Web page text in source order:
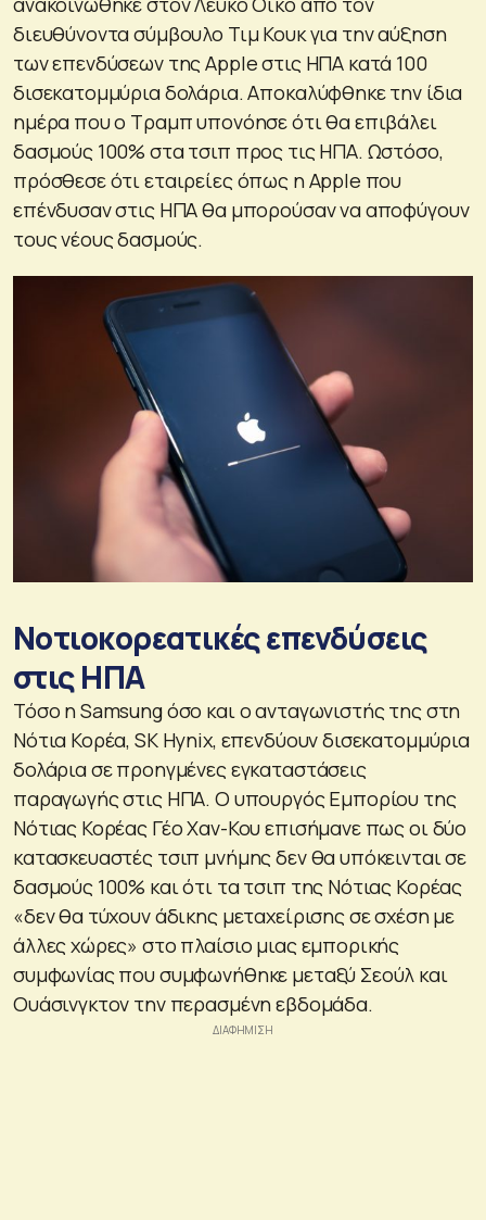
διευθύνοντα σύμβουλο Τιμ Κουκ για την αύξηση
των επενδύσεων της Apple στις ΗΠΑ κατά 100
δισεκατομμύρια δολάρια. Αποκαλύφθηκε την ίδια
ημέρα που ο Τραμπ υπονόησε ότι θα επιβάλει
δασμούς 100% στα τσιπ προς τις ΗΠΑ. Ωστόσο,
πρόσθεσε ότι εταιρείες όπως η Apple που
επένδυσαν στις ΗΠΑ θα μπορούσαν να αποφύγουν
τους νέους δασμούς.
Νοτιοκορεατικές επενδύσεις
στις ΗΠΑ
Τόσο η Samsung όσο και ο ανταγωνιστής της στη
Νότια Κορέα, SK Hynix, επενδύουν δισεκατομμύρια
δολάρια σε προηγμένες εγκαταστάσεις
παραγωγής στις ΗΠΑ. Ο υπουργός Εμπορίου της
Νότιας Κορέας Γέο Χαν-Κου επισήμανε πως οι δύο
κατασκευαστές τσιπ μνήμης δεν θα υπόκεινται σε
δασμούς 100% και ότι τα τσιπ της Νότιας Κορέας
«δεν θα τύχουν άδικης μεταχείρισης σε σχέση με
άλλες χώρες» στο πλαίσιο μιας εμπορικής
συμφωνίας που συμφωνήθηκε μεταξύ Σεούλ και
Ουάσινγκτον την περασμένη εβδομάδα.